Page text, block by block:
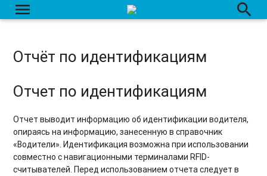
menu
Отчёт по температуре
Отчёт по нагрузке на ось
Отчёт по событиям
Отчет по трассировке датчиков
Отчёт по маршрутам
search
Отчёт по идентификациям
Отчет по идентификациям
Отчет выводит информацию об идентификации водителя,
опираясь на информацию, занесенную в справочник
«Водители». Идентификация возможна при использовании
совместно с навигационными терминалами RFID-
считывателей. Перед использованием отчета следует в